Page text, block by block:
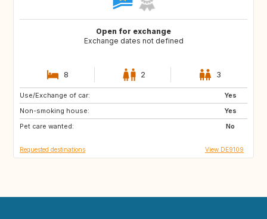
Open for exchange
Exchange dates not defined
8 2 3
Use/Exchange of car:
Yes
Non-smoking house:
Yes
Pet care wanted:
No
HR
SE
IT
Requested destinations View DE9109